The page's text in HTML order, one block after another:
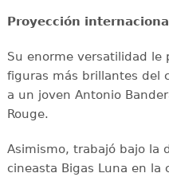
Proyección
Su enorme versatilidad le
figuras más brillantes del
a un joven Antonio
Rouge.
Asimismo, trabajó bajo la
cineasta Bigas Luna en la